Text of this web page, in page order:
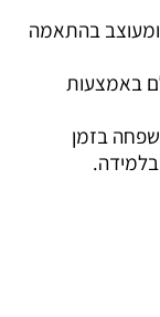
ומעוצב בהתאמה
באמצעות
בזמן